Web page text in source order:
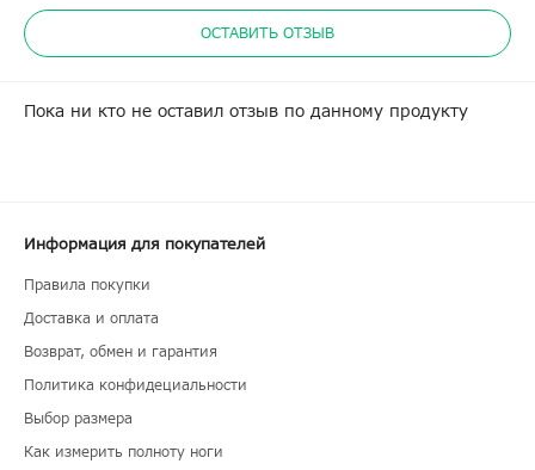
ОСТАВИТЬ ОТЗЫВ
Пока ни кто не оставил отзыв по данному продукту
Информация для покупателей
Правила покупки
Доставка и оплата
Возврат, обмен и гарантия
Политика конфидециальности
Выбор размера
Как измерить полноту ноги